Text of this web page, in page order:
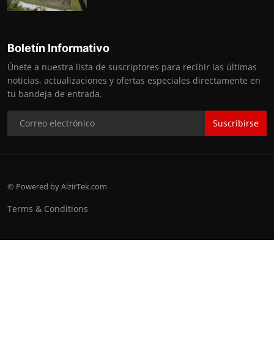
Boletín Informativo
Únete a nuestra lista de suscriptores para recibir las últimas
noticias, actualizaciones y ofertas especiales directamente en
tu bandeja de entrada.
Suscribirse
© Powered by AlzirTek.com
Terms & Conditions